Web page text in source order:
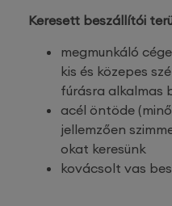
Keresett beszállítói
megmunkáló
kis és közepes
fúrásra alkalmas
acél öntöde
jellemzően
okat keresünk
kovácsolt vas